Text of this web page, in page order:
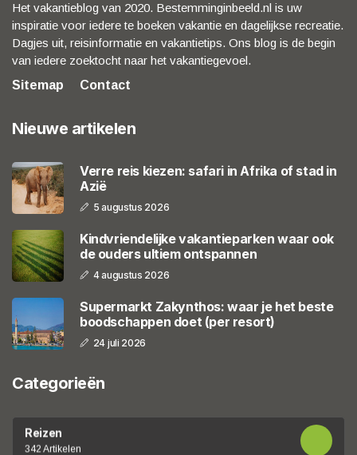
Het vakantieblog van 2020. Bestemminginbeeld.nl is uw
inspiratie voor iedere te boeken vakantie en dagelijkse recreatie.
Dagjes uit, reisinformatie en vakantietips. Ons blog is de begin
van iedere zoektocht naar het vakantiegevoel.
Sitemap
Contact
Nieuwe artikelen
Verre reis kiezen: safari in Afrika of stad in
Azië
5 augustus 2026
Kindvriendelijke vakantieparken waar ook
de ouders ultiem ontspannen
4 augustus 2026
Supermarkt Zakynthos: waar je het beste
boodschappen doet (per resort)
24 juli 2026
Categorieën
Reizen
342 Artikelen